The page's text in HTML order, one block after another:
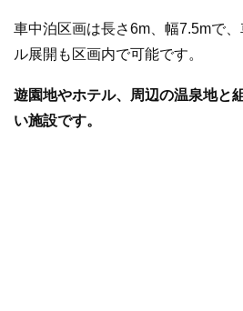
車中泊区画は長さ6m、幅7.5mで
ル展開も区画内で可能です。
遊園地やホテル、周辺の温泉地と
い施設です。